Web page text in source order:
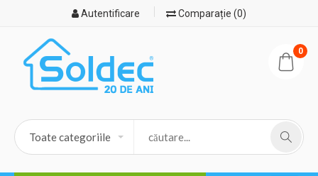
Autentificare Comparație (0)
0